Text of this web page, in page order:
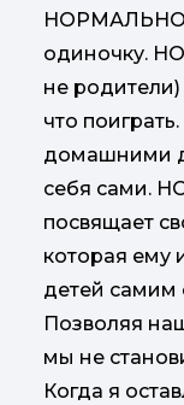
НОРМАЛЬНО,
одиночку.
не
что
домашними
себя сами.
посвящает
которая ему
детей самим
Позволяя
мы не
Когда я